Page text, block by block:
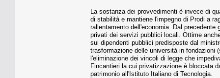
La sostanza dei provvedimenti è invece di
di stabilità e mantiene l'impegno di Prodi a
rallentamento dell'economia. Dal
privati dei servizi pubblici locali. Ottime
sui dipendenti pubblici predisposte dal
trasformazione delle università in fondazioni
l'eliminazione dei vincoli di legge che
Fincantieri la cui privatizzazione è bloccata
patrimonio all'Istituto Italiano di Tecnologia.